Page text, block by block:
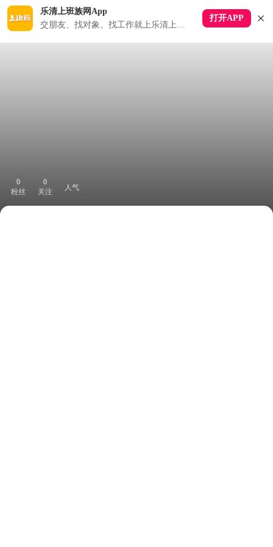
乐清上班族网App
交朋友、找对象、找工作就上乐清上班族APP
打开APP
0
粉丝
0
关注
人气
下拉刷新